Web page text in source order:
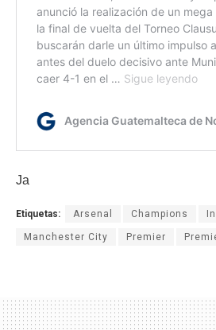
Ja
Etiquetas: Arsenal Champions
Manchester City Premier